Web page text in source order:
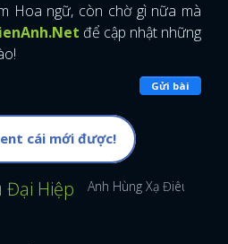
Hoa ngữ, còn chờ gì nữa mà
để cập nhật những
Gửi bài
cái mới được!
Đại Hiệp Anh Hùng Xạ Điêu